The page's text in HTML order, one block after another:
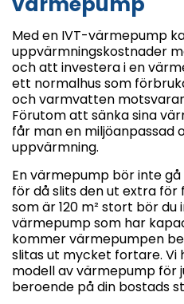
Med en IVT-värmepump
uppvärmningskostnader
och att investera i en
ett normalhus som
och varmvatten
Förutom att sänka sina
får man en miljöanpassad
uppvärmning.
En värmepump bör inte
för då slits den ut extra för
som är 120 m² stort bör du
värmepump som har
kommer värmepumpen
slitas ut mycket fortare. Vi
modell av värmepump för
beroende på din bostads